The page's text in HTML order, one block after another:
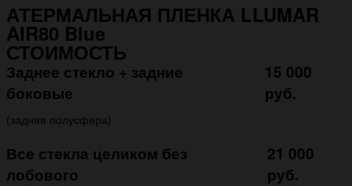
АТЕРМАЛЬНАЯ ПЛЕНКА LLUMAR
AIR80 Blue
СТОИМОСТЬ
Заднее стекло + задние
боковые
15 000
руб.
(задняя полусфера)
Все стекла целиком без
лобового
21 000
руб.